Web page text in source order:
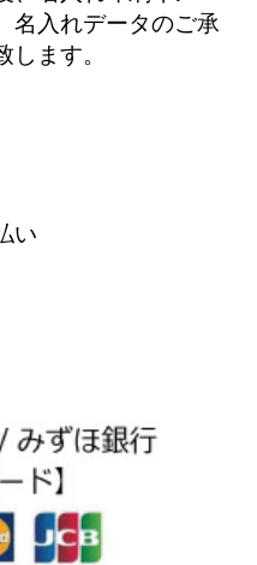
名入れデータのご承
ます。
い